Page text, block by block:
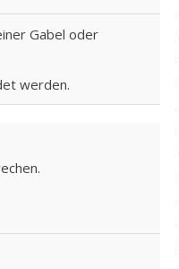
Gabel oder
werden.